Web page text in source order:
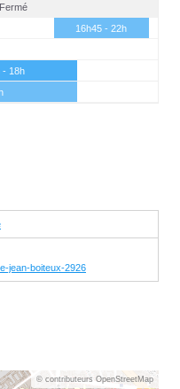
Fermé
16h45 - 22h
- 18h
jean-boiteux-2926
© contributeurs OpenStreetMap